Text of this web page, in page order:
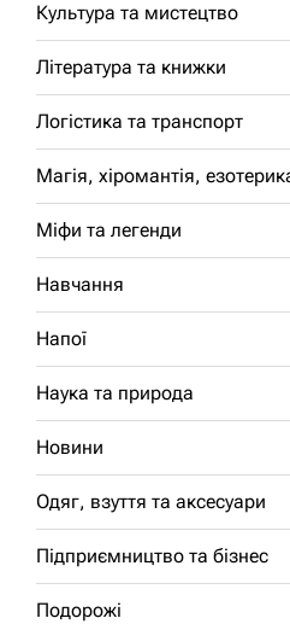
Культура та мистецтво
Література та книжки
Логістика та транспорт
Магія, хіромантія,
Міфи та легенди
Навчання
Напої
Наука та природа
Новини
Одяг, взуття та аксесуари
Підприємництво та бізнес
Подорожі